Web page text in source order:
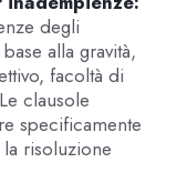
degli
alla gravità,
facoltà di
clausole
specificamente
risoluzione